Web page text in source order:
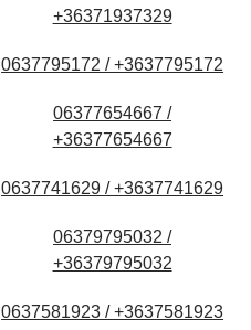
+36371937329
0637795172 / +3637795172
06377654667 /
+36377654667
0637741629 / +3637741629
06379795032 /
+36379795032
0637581923 / +3637581923